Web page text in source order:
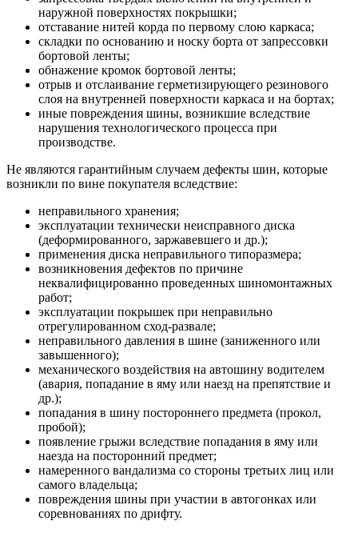
наружной поверхностях покрышки;
отставание нитей корда по первому слою каркаса;
складки по основанию и носку борта от запрессовки
бортовой ленты;
обнажение кромок бортовой ленты;
отрыв и отслаивание герметизирующего резинового
слоя на внутренней поверхности каркаса и на бортах;
иные повреждения шины, возникшие вследствие
нарушения технологического процесса при
производстве.
Не являются гарантийным случаем дефекты шин, которые
возникли по вине покупателя вследствие:
неправильного хранения;
эксплуатации технически неисправного диска
(деформированного, заржавевшего и др.);
применения диска неправильного типоразмера;
возникновения дефектов по причине
неквалифицированно проведенных шиномонтажных
работ;
эксплуатации покрышек при неправильно
отрегулированном сход-развале;
неправильного давления в шине (заниженного или
завышенного);
механического воздействия на автошину водителем
(авария, попадание в яму или наезд на препятствие и
др.);
попадания в шину постороннего предмета (прокол,
пробой);
появление грыжи вследствие попадания в яму или
наезда на посторонний предмет;
намеренного вандализма со стороны третьих лиц или
самого владельца;
повреждения шины при участии в автогонках или
соревнованиях по дрифту.